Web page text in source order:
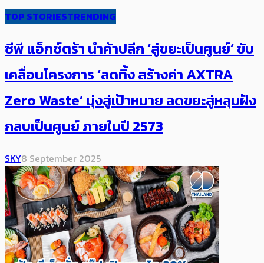
TOP STORIESTRENDING
ซีพี แอ็กซ์ตร้า นำค้าปลีก ‘สู่ขยะเป็นศูนย์’ ขับ
เคลื่อนโครงการ ‘ลดทิ้ง สร้างค่า AXTRA
Zero Waste’ มุ่งสู่เป้าหมาย ลดขยะสู่หลุมฝัง
กลบเป็นศูนย์ ภายในปี 2573
SKY8 September 2025